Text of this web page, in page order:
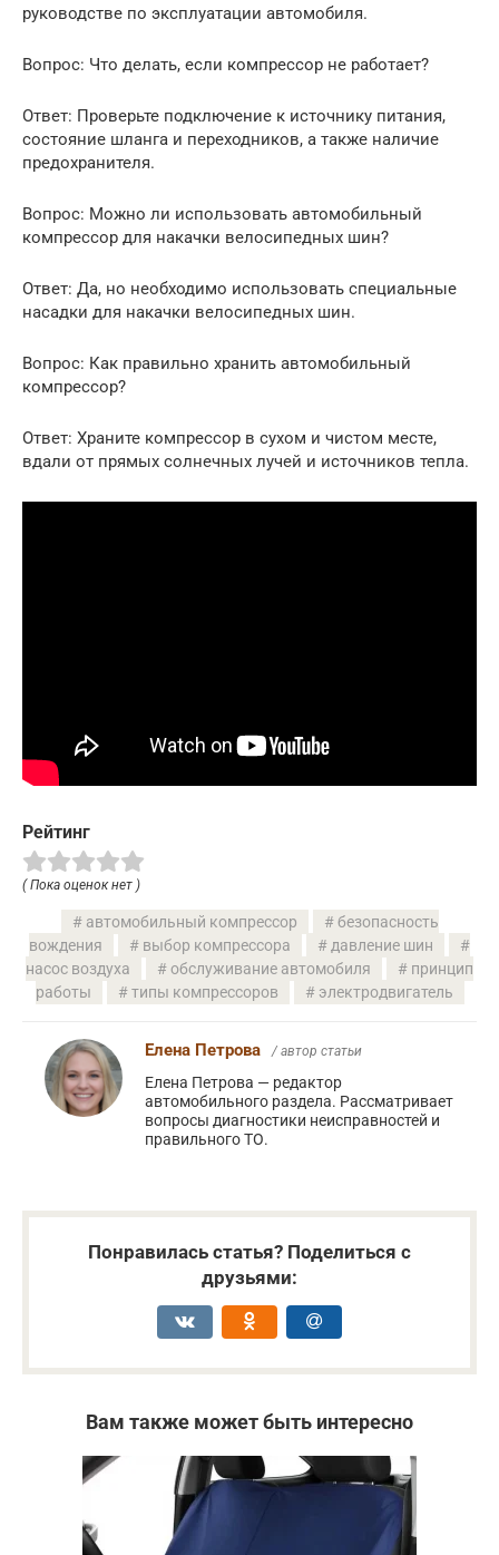
руководстве по эксплуатации автомобиля.
Вопрос: Что делать, если компрессор не работает?
Ответ: Проверьте подключение к источнику питания,
состояние шланга и переходников, а также наличие
предохранителя.
Вопрос: Можно ли использовать автомобильный
компрессор для накачки велосипедных шин?
Ответ: Да, но необходимо использовать специальные
насадки для накачки велосипедных шин.
Вопрос: Как правильно хранить автомобильный
компрессор?
Ответ: Храните компрессор в сухом и чистом месте,
вдали от прямых солнечных лучей и источников тепла.
Рейтинг
( Пока оценок нет )
автомобильный компрессор
безопасность
вождения
выбор компрессора
давление шин
насос воздуха
обслуживание автомобиля
принцип
работы
типы компрессоров электродвигатель
Елена Петрова / автор статьи
Елена Петрова — редактор
автомобильного раздела. Рассматривает
вопросы диагностики неисправностей и
правильного ТО.
Понравилась статья? Поделиться с
друзьями:
Вам также может быть интересно